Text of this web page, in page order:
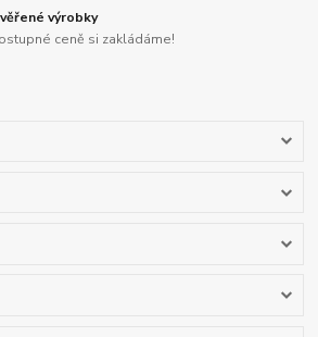
výrobky
ceně si zakládáme!